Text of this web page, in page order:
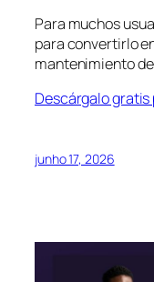
Para muchos
para convertirlo
mantenimiento
Descárgalo gratis
junho 17, 2026